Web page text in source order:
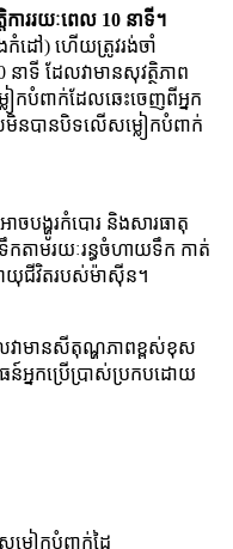
ាររយៈពេល 10 នាទី។
កំដៅ) ហើយត្រូវរង់ចាំ
ាទី ដែលវាមានសុវត្ថិភាព
កបំពាក់​ដែល​ឆេះ​ចេញ​ពី​អ្នក​
ន​បាន​បិទ​លើ​សម្លៀក​បំពាក់​
ចបង្ហូរកំបោរ និងសារធាតុ
តាមរយៈរន្ធចំហាយទឹក កាត់
ាយុជីវិតរបស់ម៉ាស៊ីន។
វាមានសីតុណ្ហភាពខ្ពស់ខុស
ន៍អ្នកប្រើប្រាស់ប្រកបដោយ
លៀកបំពាក់ដៃ